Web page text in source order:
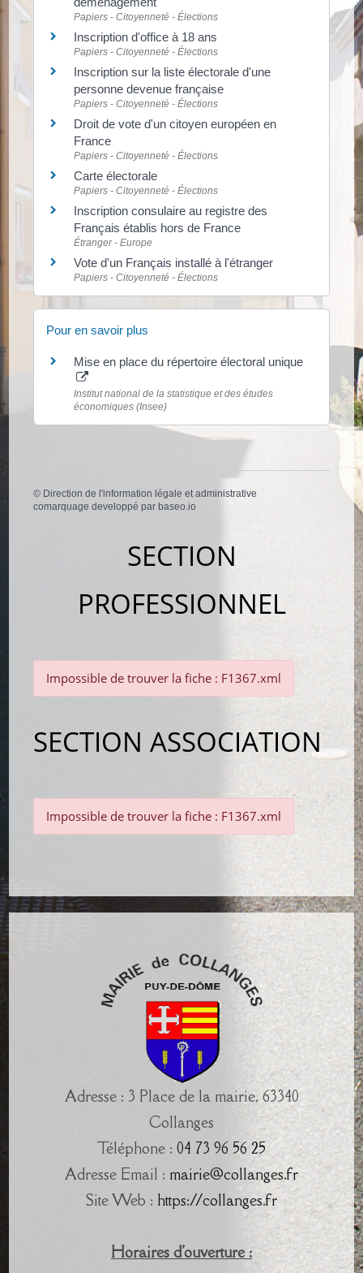
Papiers - Citoyenneté - Élections
Inscription d'office à 18 ans
Papiers - Citoyenneté - Élections
Inscription sur la liste électorale d'une
personne devenue française
Papiers - Citoyenneté - Élections
Droit de vote d'un citoyen européen en
France
Papiers - Citoyenneté - Élections
Carte électorale
Papiers - Citoyenneté - Élections
Inscription consulaire au registre des
Français établis hors de France
Étranger - Europe
Vote d'un Français installé à l'étranger
Papiers - Citoyenneté - Élections
Pour en savoir plus
Mise en place du répertoire électoral unique
Institut national de la statistique et des études
économiques (Insee)
© Direction de l'information légale et administrative
comarquage developpé par baseo.io
SECTION
PROFESSIONNEL
Impossible de trouver la fiche : F1367.xml
SECTION ASSOCIATION
Impossible de trouver la fiche : F1367.xml
Adresse : 3 Place de la mairie, 63340
Collanges
Téléphone : 04 73 96 56 25
Adresse Email : mairie@collanges.fr
Site Web : https://collanges.fr
Horaires d'ouverture :